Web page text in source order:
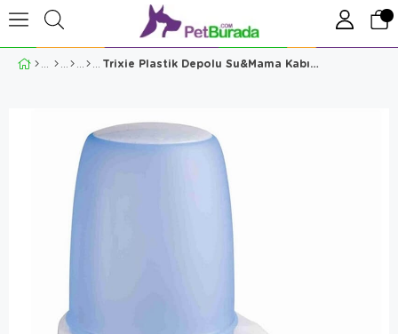
Trixie Plastik Depolu Su&Mama Kabı 1,5Lt